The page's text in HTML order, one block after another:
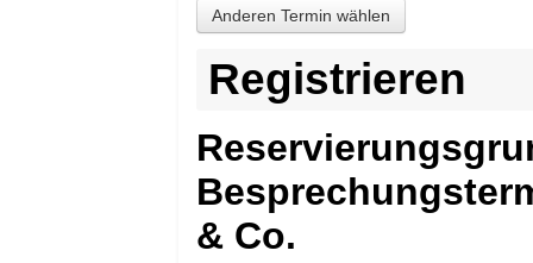
Registrieren
& Co.